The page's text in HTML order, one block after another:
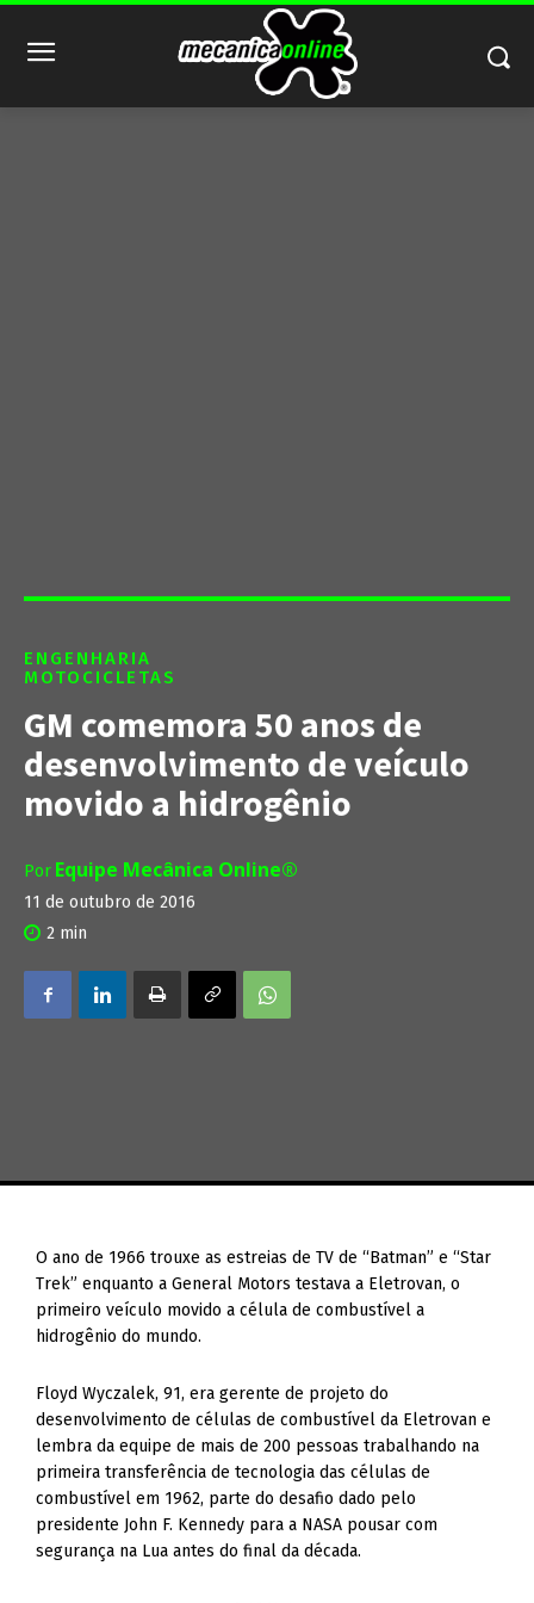
ENGENHARIA
MOTOCICLETAS
GM comemora 50 anos de
desenvolvimento de veículo
movido a hidrogênio
Por Equipe Mecânica Online®
11 de outubro de 2016
2 min
O ano de 1966 trouxe as estreias de TV de “Batman” e “Star
Trek” enquanto a General Motors testava a Eletrovan, o
primeiro veículo movido a célula de combustível a
hidrogênio do mundo.
Floyd Wyczalek, 91, era gerente de projeto do
desenvolvimento de células de combustível da Eletrovan e
lembra da equipe de mais de 200 pessoas trabalhando na
primeira transferência de tecnologia das células de
combustível em 1962, parte do desafio dado pelo
presidente John F. Kennedy para a NASA pousar com
segurança na Lua antes do final da década.